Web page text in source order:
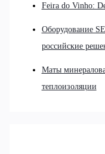
Feira do Vinho:
Оборудование
российские
Маты
теплоизоляции